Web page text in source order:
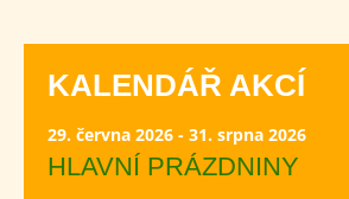
KALENDÁŘ AKCÍ
29. června 2026 - 31. srpna 2026
HLAVNÍ PRÁZDNINY